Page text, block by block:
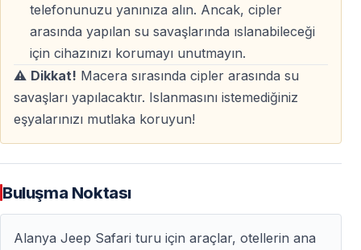
Jeep şoförleri deneyimli ve bölgeyi iyi bilen
profesyonellerdir. Tur boyunca güvenli ve eğlenceli bir
deneyim sunarlar.
Dim Irmağı’nda Yüzme ve Serbest Zaman
turun en keyifli anlarından biridir ve çocuklu aileler için
de oldukça uygundur.
telefonunuzu yanınıza alın. Ancak, cipler
arasında yapılan su savaşlarında ıslanabileceği
için cihazınızı korumayı unutmayın.
⚠️ Dikkat! Macera sırasında cipler arasında su
savaşları yapılacaktır. Islanmasını istemediğiniz
eşyalarınızı mutlaka koruyun!
Buluşma Noktası
Alanya Jeep Safari turu için araçlar, otellerin ana